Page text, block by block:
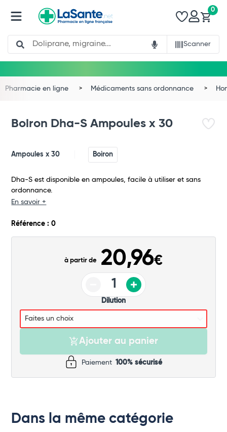
Search
Scanner
0
Total
Pharmacie en ligne Médicaments sans ordonnance
Boiron Dha-S Ampoules x 30
Ampoules x 30 Boiron
Dha-S est disponible en ampoules, facile à utiliser et sans
ordonnance.
En savoir +
Référence : 0
à partir de 20,96€
Dilution
Ajouter au panier
Paiement 100% sécurisé
Dans la même catégorie